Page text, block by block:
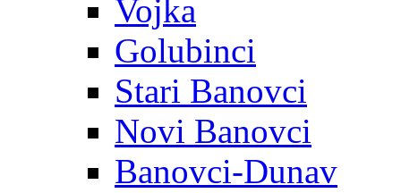
Vojka
Golubinci
Stari Banovci
Novi Banovci
Banovci-Dunav